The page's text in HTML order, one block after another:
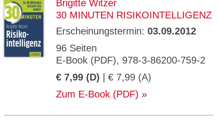
Brigitte Witzer
30 MINUTEN RISIKOINTELLIGENZ
Erscheinungstermin: 03.09.2012
96 Seiten
E-Book (PDF), 978-3-86200-759-2
€ 7,99 (D) | € 7,99 (A)
Zum E-Book (PDF)